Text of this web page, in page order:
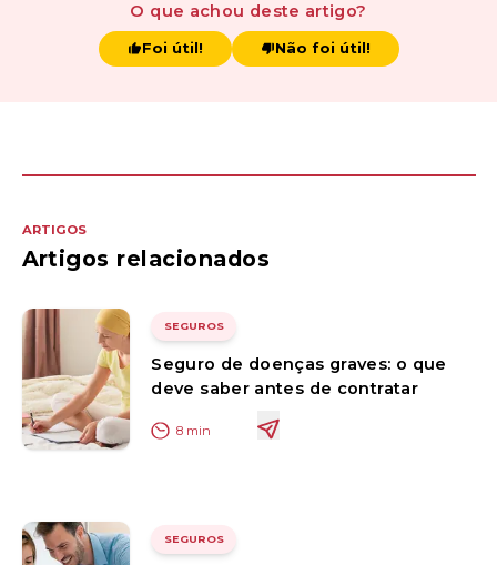
O que achou deste artigo?
Foi útil! Não foi útil!
ARTIGOS
Artigos relacionados
SEGUROS
Seguro de doenças graves: o que
deve saber antes de contratar
8 min
SEGUROS